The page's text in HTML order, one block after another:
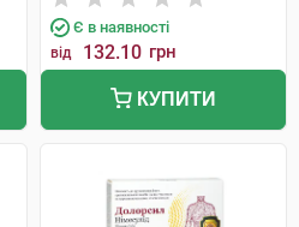
Є в наявності
від 132.10 грн
КУПИТИ